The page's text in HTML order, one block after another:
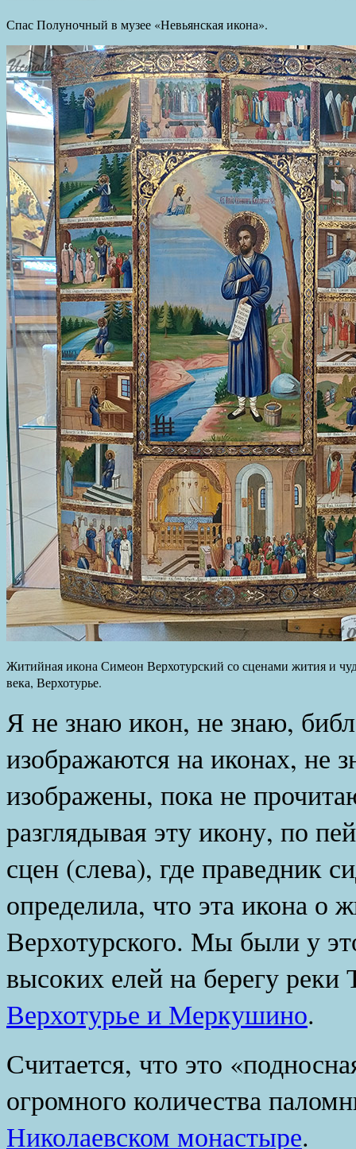
Спас Полуночный в музее «Невьянская икона».
Житийная икона Симеон Верхотурский со сценами жития и
века, Верхотурье.
Я не знаю икон, не знаю,
изображаются на иконах, не
изображены, пока не
разглядывая эту икону, по
сцен (слева), где праведник
определила, что эта икона о
Верхотурского. Мы были у
высоких елей на берегу
Верхотурье и Меркушино.
Считается, что это
огромного количества
Николаевском монастыре.